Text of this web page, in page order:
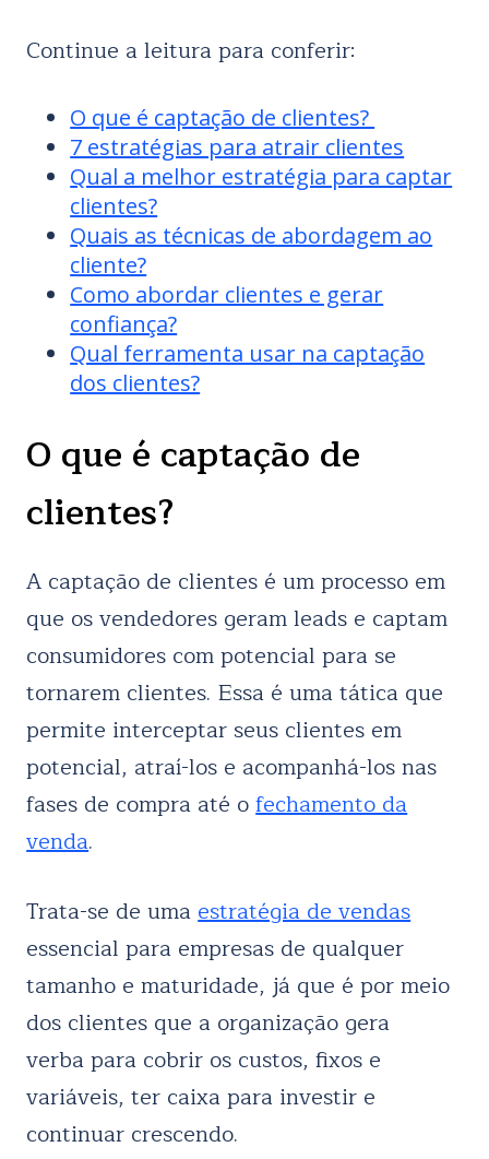
Continue a leitura para conferir:
O que é captação de clientes?
7 estratégias para atrair clientes
Qual a melhor estratégia para captar
clientes?
Quais as técnicas de abordagem ao
cliente?
Como abordar clientes e gerar
confiança?
Qual ferramenta usar na captação
dos clientes?
O que é captação de
clientes?
A captação de clientes é um processo em
que os vendedores geram leads e captam
consumidores com potencial para se
tornarem clientes. Essa é uma tática que
permite interceptar seus clientes em
potencial, atraí-los e acompanhá-los nas
fases de compra até ofechamento da
venda.
Trata-se de umaestratégia de vendas
essencial para empresas de qualquer
tamanho e maturidade, já que é por meio
dos clientes que a organização gera
verba para cobrir os custos, fixos e
variáveis, ter caixa para investir e
continuar crescendo.